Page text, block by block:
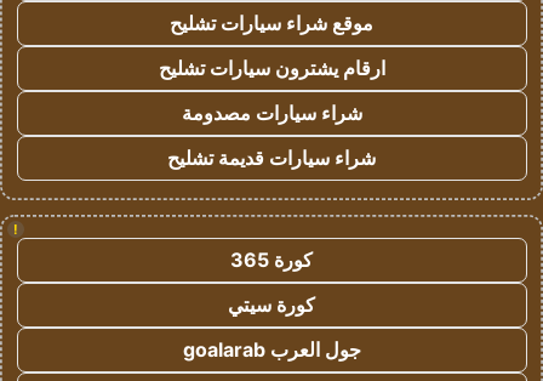
موقع شراء سيارات تشليح
ارقام يشترون سيارات تشليح
شراء سيارات مصدومة
شراء سيارات قديمة تشليح
!
كورة 365
كورة سيتي
جول العرب goalarab